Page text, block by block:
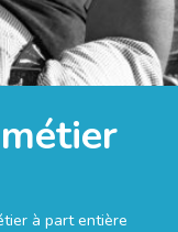
à part entière